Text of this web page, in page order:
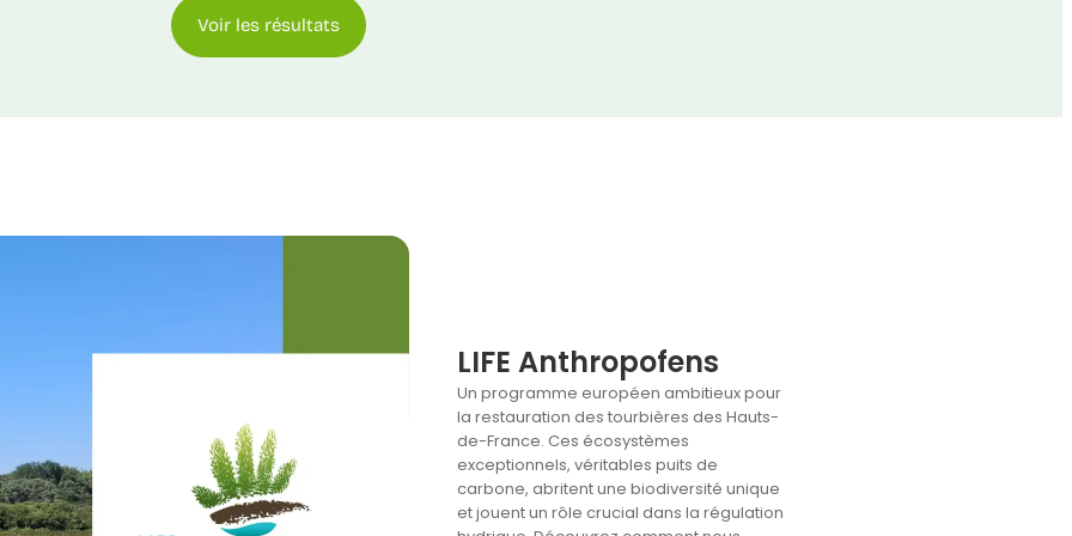
Voir les résultats
LIFE Anthropofens
Un programme européen ambitieux pour
la restauration des tourbières des Hauts-
de-France. Ces écosystèmes
exceptionnels, véritables puits de
carbone, abritent une biodiversité unique
et jouent un rôle crucial dans la régulation